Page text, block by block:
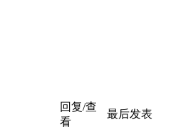
回复/查
看
最后发表